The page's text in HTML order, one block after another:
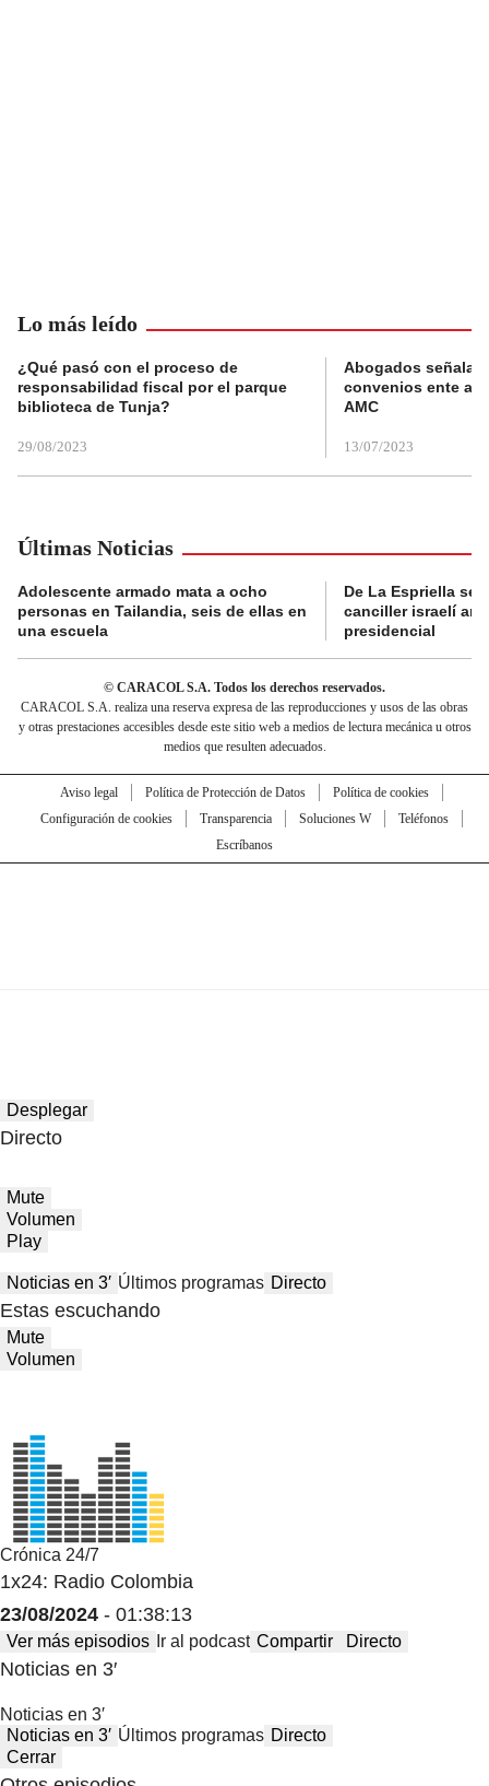
Lo más leído
¿Qué pasó con el proceso de
responsabilidad fiscal por el parque
biblioteca de Tunja?
29/08/2023
Abogados
convenios ente
AMC
13/07/2023
Últimas Noticias
Adolescente armado mata a ocho
personas en Tailandia, seis de ellas en
una escuela
De La Espriella se
canciller israelí
presidencial
© CARACOL S.A. Todos los derechos reservados.
CARACOL S.A. realiza una reserva expresa de las reproducciones y usos de las obras
y otras prestaciones accesibles desde este sitio web a medios de lectura mecánica u otros
medios que resulten adecuados.
Aviso legal Política de Protección de Datos
Política de cookies
Configuración de cookies
Transparencia Soluciones W
Teléfonos
Escríbanos
Desplegar
Directo
Mute
Volumen
Play
Noticias en 3′ Últimos programas Directo
Estas escuchando
Mute
Volumen
Crónica 24/7
1x24: Radio Colombia
23/08/2024 - 01:38:13
Ver más episodios Ir al podcast Compartir Directo
Noticias en 3′
Noticias en 3′
Noticias en 3′ Últimos programas Directo
Cerrar